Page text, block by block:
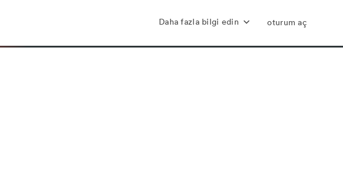
Daha fazla bilgi edin oturum aç